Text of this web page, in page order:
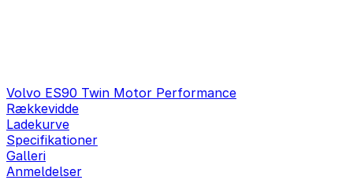
Volvo ES90 Twin Motor Performance
Rækkevidde
Ladekurve
Specifikationer
Galleri
Anmeldelser